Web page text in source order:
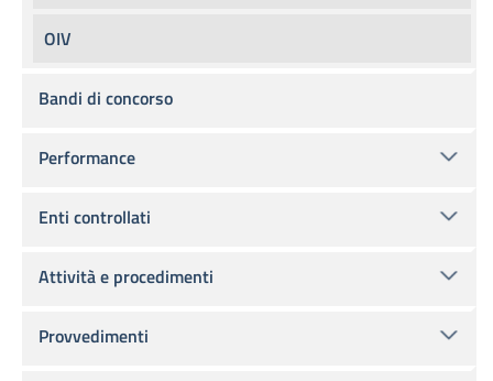
OIV
Bandi di concorso
Performance
Enti controllati
Attività e procedimenti
Provvedimenti